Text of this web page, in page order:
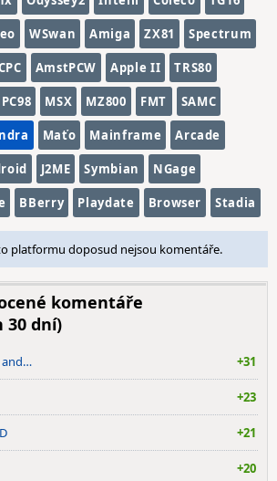
WSwan Amiga ZX81 Spectrum
AmstPCW Apple II TRS80
PC98 MSX MZ800 FMT SAMC
Maťo Mainframe Arcade
J2ME Symbian NGage
BBerry Playdate Browser Stadia
platformu doposud nejsou komentáře.
komentáře
30 dní)
and… +31
+23
+21
+20